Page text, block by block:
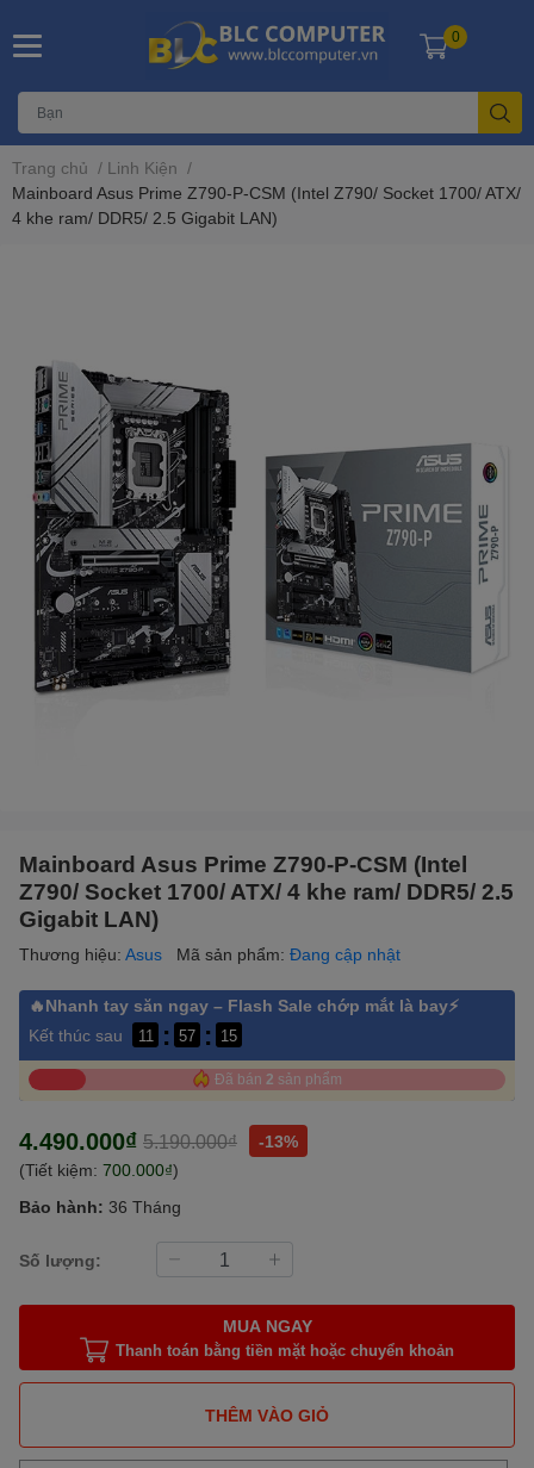
0
Trang chủ / Linh Kiện /
Mainboard Asus Prime Z790-P-CSM (Intel Z790/ Socket 1700/ ATX/
4 khe ram/ DDR5/ 2.5 Gigabit LAN)
Mainboard Asus Prime Z790-P-CSM (Intel
Z790/ Socket 1700/ ATX/ 4 khe ram/ DDR5/ 2.5
Gigabit LAN)
Thương hiệu: Asus Mã sản phẩm: Đang cập nhật
🔥Nhanh tay săn ngay – Flash Sale chớp mắt là bay⚡
Kết thúc sau
11 : 57 : 15
Đã bán 2 sản phẩm
4.490.000₫ 5.190.000₫
-13%
(Tiết kiệm: 700.000₫)
Bảo hành: 36 Tháng
Số lượng:
MUA NGAY
Thanh toán bằng tiền mặt hoặc chuyển khoản
THÊM VÀO GIỎ